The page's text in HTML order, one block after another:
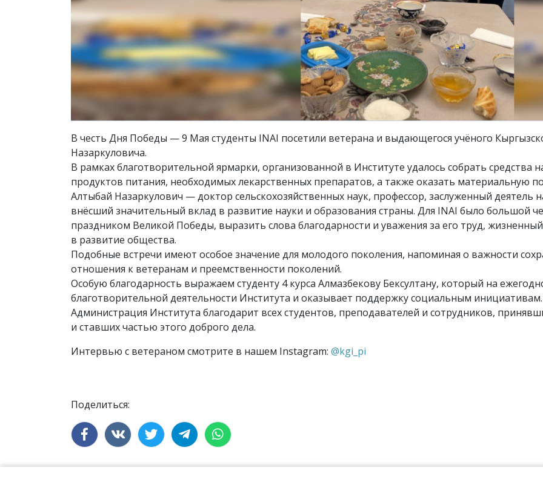
В честь Дня Победы — 9 Мая студенты INAI посетили ветерана и выдающегося учёного
Назаркуловича.
В рамках благотворительной ярмарки, организованной в Институте удалось собрать средства
продуктов питания, необходимых лекарственных препаратов, а также оказать материальную
Алтыбай Назаркулович — доктор сельскохозяйственных наук, профессор, заслуженный деятель
внёсший значительный вклад в развитие науки и образования страны. Для INAI было большой
праздником Великой Победы, выразить слова благодарности и уважения за его труд,
в развитие общества.
Подобные встречи имеют особое значение для молодого поколения, напоминая о важности
отношения к ветеранам и преемственности поколений.
Особую благодарность выражаем студенту 4 курса Алмазбекову Бексултану, который на
благотворительной деятельности Института и оказывает поддержку социальным инициативам.
Администрация Института благодарит всех студентов, преподавателей и сотрудников,
и ставших частью этого доброго дела.
Интервью с ветераном смотрите в нашем Instagram: @kgi_pi
Поделиться: